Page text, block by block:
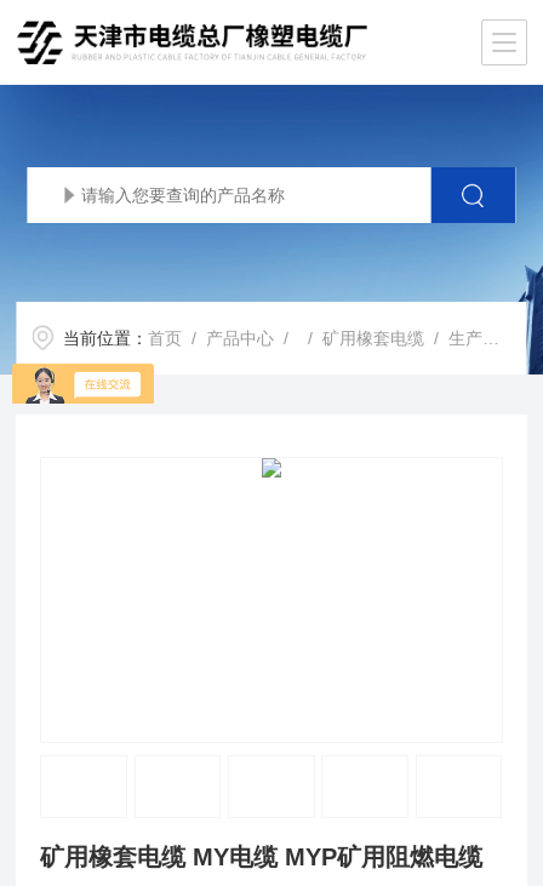
当前位置：首页 / 产品中心 / /矿用橡套电缆 / 生产基地矿用橡套电缆 MY电缆 MYP矿用阻燃电缆
矿用橡套电缆 MY电缆 MYP矿用阻燃电缆